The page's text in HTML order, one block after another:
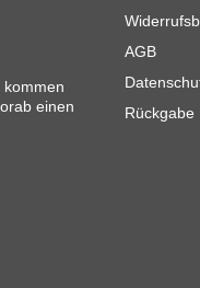
einen
AGB
Rückgabe